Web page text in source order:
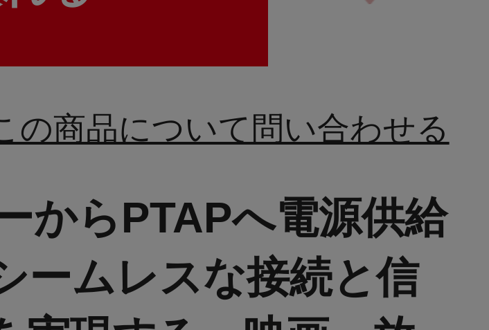
の商品について問い合わせる
からPTAPへ電源供給
ームレスな接続と信